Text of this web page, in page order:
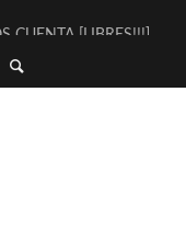
CUENTA [LIBRES!!!]
MONFORT
TEATRAL CLAUDIO
DEL TOMATAZO
#EXVITA